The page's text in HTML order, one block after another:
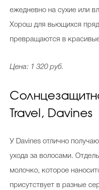
ежедневно на сухие или
Хорош для вьющихся
превращаются в
Цена: 1 320 руб.
Travel, Davines
У Davines отлично
ухода за волосами.
молочко, которое
присутствует в разные